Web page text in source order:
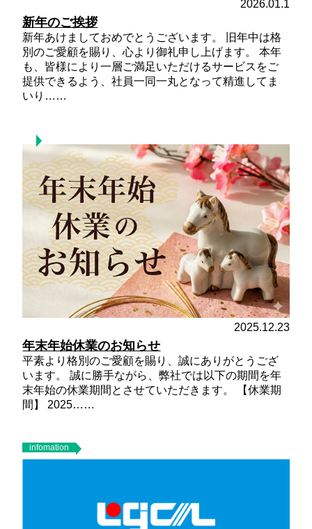
2026.01.1
新年のご挨拶
新年あけましておめでとうございます。 旧年中は格
別のご愛顧を賜り、心より御礼申し上げます。 本年
も、皆様により一層ご満足いただけるサービスをご
提供できるよう、社員一同一丸となって精進してま
いり……
2025.12.23
年末年始休業のお知らせ
平素より格別のご愛顧を賜り、誠にありがとうござ
います。 誠に勝手ながら、弊社では以下の期間を年
末年始の休業期間とさせていただきます。
【休業期
間】
2025……
infomation